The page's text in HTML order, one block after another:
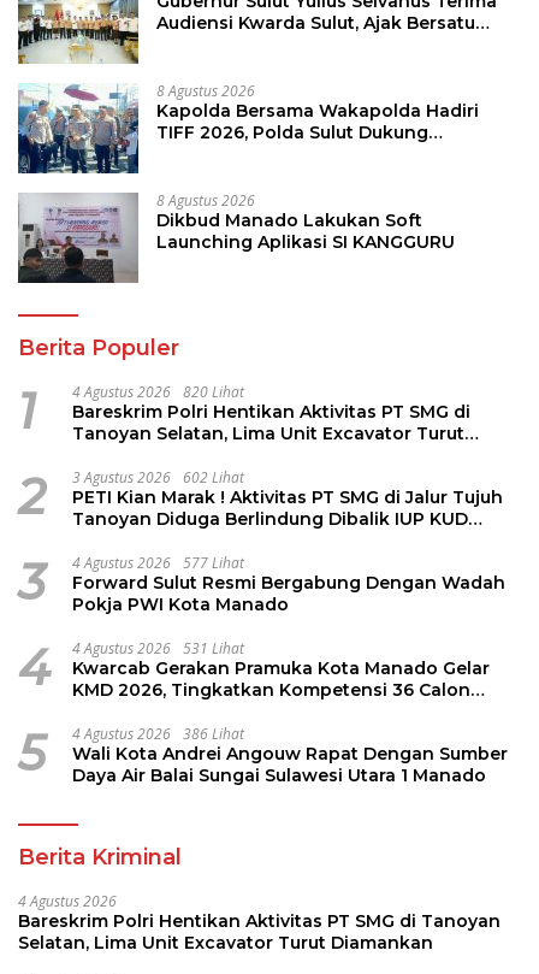
Audiensi Kwarda Sulut, Ajak Bersatu
8 Agustus 2026
Kapolda Bersama Wakapolda Hadiri
TIFF 2026, Polda Sulut Dukung
8 Agustus 2026
Dikbud Manado Lakukan Soft
Launching Aplikasi SI KANGGURU
Berita Populer
1 4 Agustus 2026 820 Lihat
Bareskrim Polri Hentikan Aktivitas PT SMG di
Tanoyan Selatan, Lima Unit Excavator Turut
2 3 Agustus 2026 602 Lihat
PETI Kian Marak ! Aktivitas PT SMG di Jalur Tujuh
Tanoyan Diduga Berlindung Dibalik IUP KUD
3 4 Agustus 2026 577 Lihat
Forward Sulut Resmi Bergabung Dengan Wadah
Pokja PWI Kota Manado
4 4 Agustus 2026 531 Lihat
Kwarcab Gerakan Pramuka Kota Manado Gelar
KMD 2026, Tingkatkan Kompetensi 36 Calon
5 4 Agustus 2026 386 Lihat
Wali Kota Andrei Angouw Rapat Dengan Sumber
Daya Air Balai Sungai Sulawesi Utara 1 Manado
Berita Kriminal
4 Agustus 2026
Bareskrim Polri Hentikan Aktivitas PT SMG di Tanoyan
Selatan, Lima Unit Excavator Turut Diamankan